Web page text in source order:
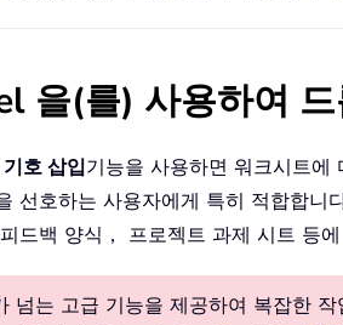
을(를) 사용하여
호 삽입기능을 사용하면 워크시트에
선호하는 사용자에게 특히 적합합
드백 양식， 프로젝트 과제 시트 등
넘는 고급 기능을 제공하여 복잡한 작